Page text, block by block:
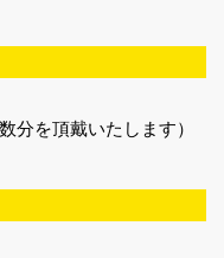
分を頂戴いたします）